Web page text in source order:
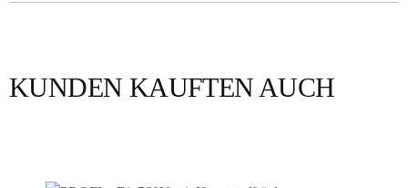
Produktgalerie überspringen
KUNDEN KAUFTEN AUCH